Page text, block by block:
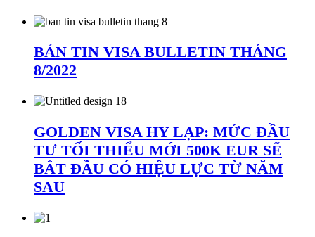
BẢN TIN VISA BULLETIN THÁNG
8/2022
GOLDEN VISA HY LẠP: MỨC ĐẦU
TƯ TỐI THIỂU MỚI 500K EUR SẼ
BẮT ĐẦU CÓ HIỆU LỰC TỪ NĂM
SAU